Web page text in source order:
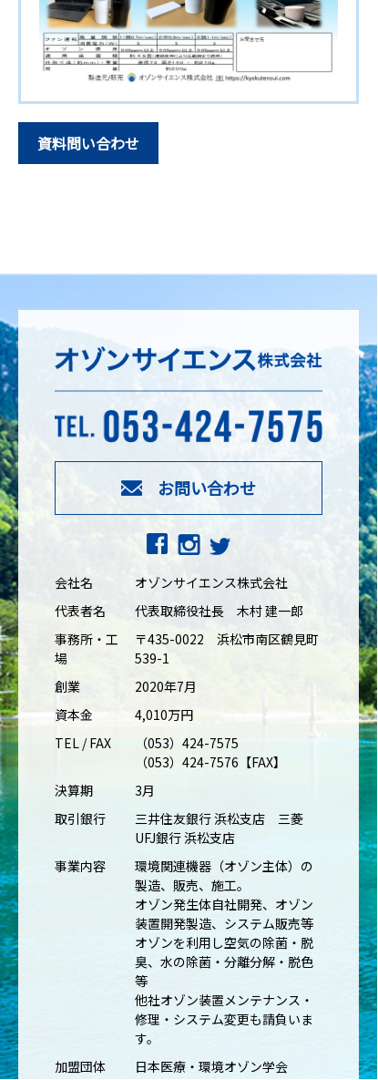
資料問い合わせ
お問い合わせ
会社名
オゾンサイエンス株式会社
代表者名
代表取締役社長 木村 建一郎
事務所・工
場
〒435-0022 浜松市南区鶴見町
539-1
創業
2020年7月
資本金
4,010万円
TEL / FAX
（053）424-7575
（053）424-7576【FAX】
決算期
3月
取引銀行
三井住友銀行 浜松支店 三菱
UFJ銀行 浜松支店
事業内容
環境関連機器（オゾン主体）の
製造、販売、施工。
オゾン発生体自社開発、オゾン
装置開発製造、システム販売等
オゾンを利用し空気の除菌・脱
臭、水の除菌・分離分解・脱色
等
他社オゾン装置メンテナンス・
修理・システム変更も請負いま
す。
加盟団体
日本医療・環境オゾン学会